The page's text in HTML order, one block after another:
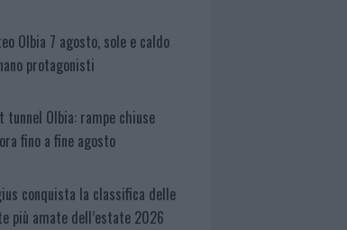
Olbia 7 agosto, sole e caldo
protagonisti
tunnel Olbia: rampe chiuse
fino a fine agosto
conquista la classifica delle
più amate dell’estate 2026